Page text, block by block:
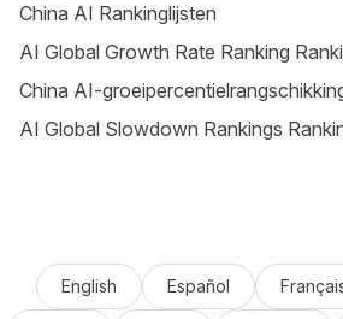
China AI Rankinglijsten
AI Global Growth Rate Ranking
China AI-
AI Global Slowdown Rankings
English Español